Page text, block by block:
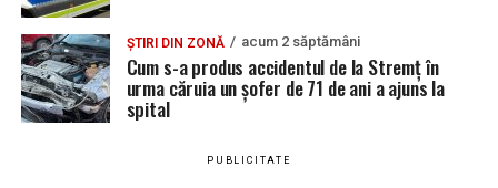
Urmărește Ziarul Unirea pe Social Media
YouTube Instagram WhatsApp TikTok
ȘTIRI DIN ZONĂ acum 2 săptămâni
Cum s-a produs accidentul de la Stremț în
urma căruia un șofer de 71 de ani a ajuns la
spital
PUBLICITATE